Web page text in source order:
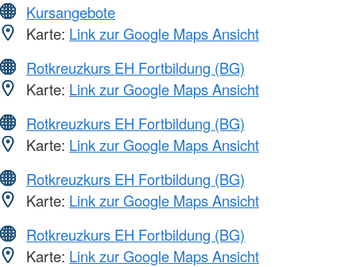
Kursangebote
Karte: Link zur Google Maps Ansicht
Rotkreuzkurs EH Fortbildung (BG)
Karte: Link zur Google Maps Ansicht
Rotkreuzkurs EH Fortbildung (BG)
Karte: Link zur Google Maps Ansicht
Rotkreuzkurs EH Fortbildung (BG)
Karte: Link zur Google Maps Ansicht
Rotkreuzkurs EH Fortbildung (BG)
Karte: Link zur Google Maps Ansicht